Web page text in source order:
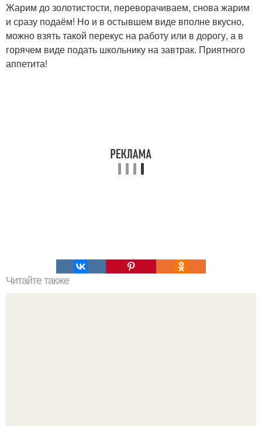
Жарим до золотистости, переворачиваем, снова жарим
и сразу подаём! Но и в остывшем виде вполне вкусно,
можно взять такой перекус на работу или в дорогу, а в
горячем виде подать школьнику на завтрак. Приятного
аппетита!
Читайте также